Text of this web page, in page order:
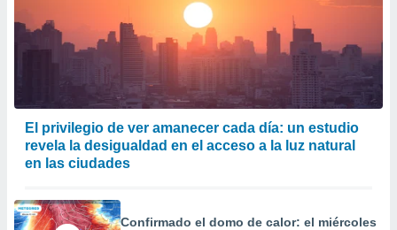
El privilegio de ver amanecer cada día: un estudio
revela la desigualdad en el acceso a la luz natural
en las ciudades
Confirmado el domo de calor: el miércoles